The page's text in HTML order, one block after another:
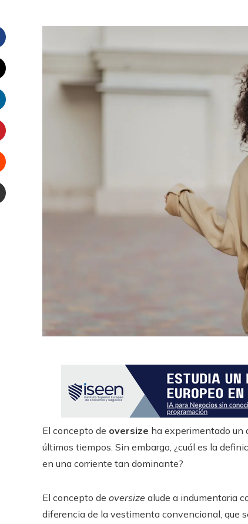
El concepto de oversize ha experimentado un
últimos tiempos. Sin embargo, ¿cuál es la
en una corriente tan dominante?
El concepto de oversize alude a indumentaria
diferencia de la vestimenta convencional, que